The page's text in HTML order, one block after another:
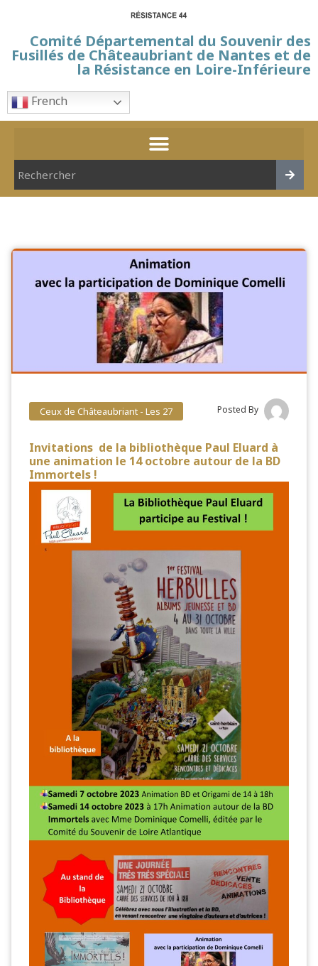
Comité Départemental du Souvenir des
Fusillés de Châteaubriant de Nantes et de
la Résistance en Loire-Inférieure
French
Ceux de Châteaubriant - Les 27 Posted By
Invitations de la bibliothèque Paul Eluard à
une animation le 14 octobre autour de la BD
Immortels !